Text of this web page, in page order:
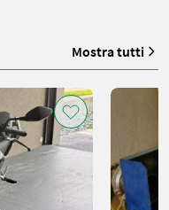
Mostra tutti